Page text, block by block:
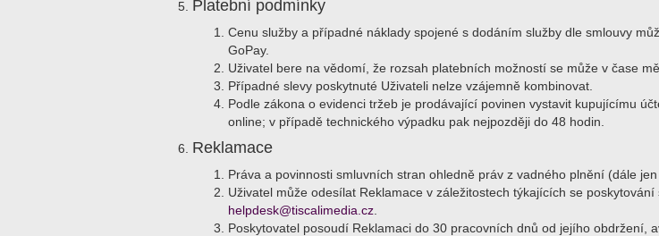
Platební podmínky
Cenu služby a případné náklady spojené s dodáním služby dle smlouvy
GoPay.
Uživatel bere na vědomí, že rozsah platebních možností se může v čase
Případné slevy poskytnuté Uživateli nelze vzájemně kombinovat.
Podle zákona o evidenci tržeb je prodávající povinen vystavit kupujícímu
online; v případě technického výpadku pak nejpozději do 48 hodin.
Reklamace
Práva a povinnosti smluvních stran ohledně práv z vadného plnění (dále
Uživatel může odesílat Reklamace v záležitostech týkajících se
helpdesk@tiscalimedia.cz
Poskytovatel posoudí Reklamaci do 30 pracovních dnů od jejího obdržení,